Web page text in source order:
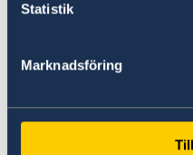
Statistik
Marknadsföring
шведских компаний в
Узнать больше